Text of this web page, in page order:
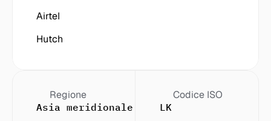
Airtel
Hutch
Regione
Asia meridionale
Codice ISO
LK